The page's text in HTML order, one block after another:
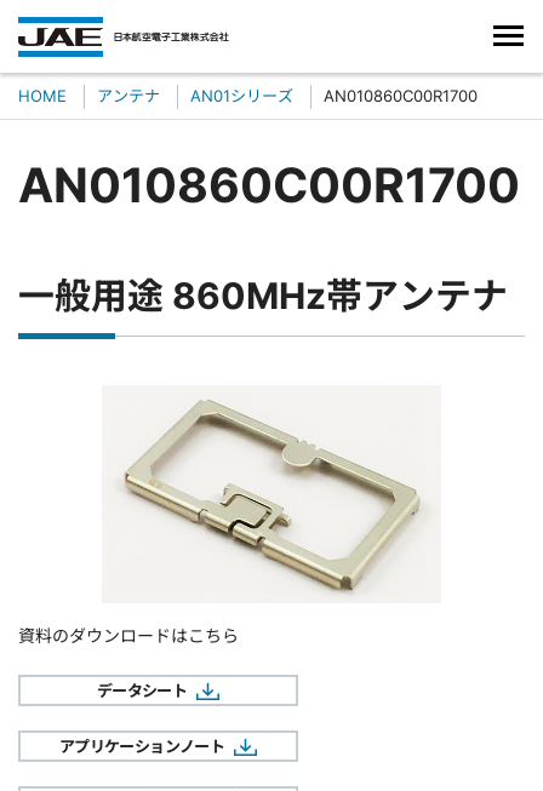
HOME アンテナ AN01シリーズ AN010860C00R1700
AN010860C00R1700
一般用途 860MHz帯アンテナ
資料のダウンロードはこちら
データシート
アプリケーションノート